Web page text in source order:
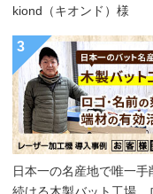
kiond（キオンド）様
3
日本一の名産地で唯一手